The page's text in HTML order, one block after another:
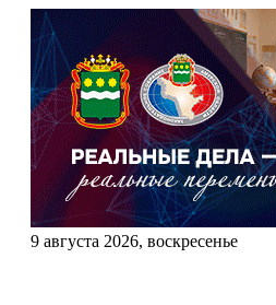
9 августа 2026, воскресенье